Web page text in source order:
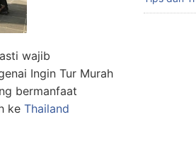
wajib
Ingin Tur Murah
bermanfaat
ke Thailand